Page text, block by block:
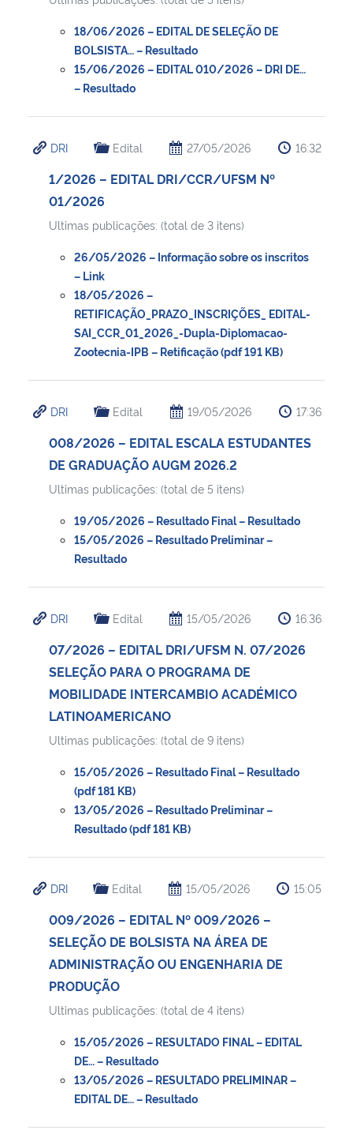
18/06/2026 – EDITAL DE SELEÇÃO DE
BOLSISTA… – Resultado
15/06/2026 – EDITAL 010/2026 – DRI DE…
– Resultado
DRI Edital 27/05/2026 16:32
1/2026 – EDITAL DRI/CCR/UFSM Nº
01/2026
Ultimas publicações: (total de 3 itens)
26/05/2026 – Informação sobre os inscritos
– Link
18/05/2026 –
RETIFICAÇÃO_PRAZO_INSCRIÇÕES_ EDITAL-
SAI_CCR_01_2026_-Dupla-Diplomacao-
Zootecnia-IPB – Retificação (pdf 191 KB)
DRI Edital 19/05/2026 17:36
008/2026 – EDITAL ESCALA ESTUDANTES
DE GRADUAÇÃO AUGM 2026.2
Ultimas publicações: (total de 5 itens)
19/05/2026 – Resultado Final – Resultado
15/05/2026 – Resultado Preliminar –
Resultado
DRI Edital 15/05/2026 16:36
07/2026 – EDITAL DRI/UFSM N. 07/2026
SELEÇÃO PARA O PROGRAMA DE
MOBILIDADE INTERCAMBIO ACADÉMICO
LATINOAMERICANO
Ultimas publicações: (total de 9 itens)
15/05/2026 – Resultado Final – Resultado
(pdf 181 KB)
13/05/2026 – Resultado Preliminar –
Resultado (pdf 181 KB)
DRI Edital 15/05/2026 15:05
009/2026 – EDITAL Nº 009/2026 –
SELEÇÃO DE BOLSISTA NA ÁREA DE
ADMINISTRAÇÃO OU ENGENHARIA DE
PRODUÇÃO
Ultimas publicações: (total de 4 itens)
15/05/2026 – RESULTADO FINAL – EDITAL
DE… – Resultado
13/05/2026 – RESULTADO PRELIMINAR –
EDITAL DE… – Resultado